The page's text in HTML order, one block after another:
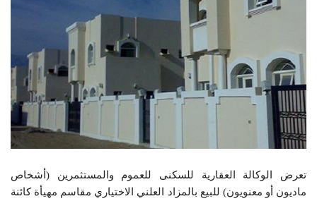
تعرض الوكالة العقارية للسكنى للعموم والمستثمرين (أشخاص
ماديون أو معنويون) للبيع بالمزاد العلني الاختياري مقاسم مهيأة كائنة